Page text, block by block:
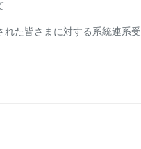
た皆さまに対する系統連系